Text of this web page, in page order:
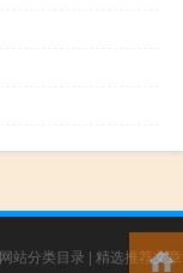
网站分类目录 | 精选推荐文章